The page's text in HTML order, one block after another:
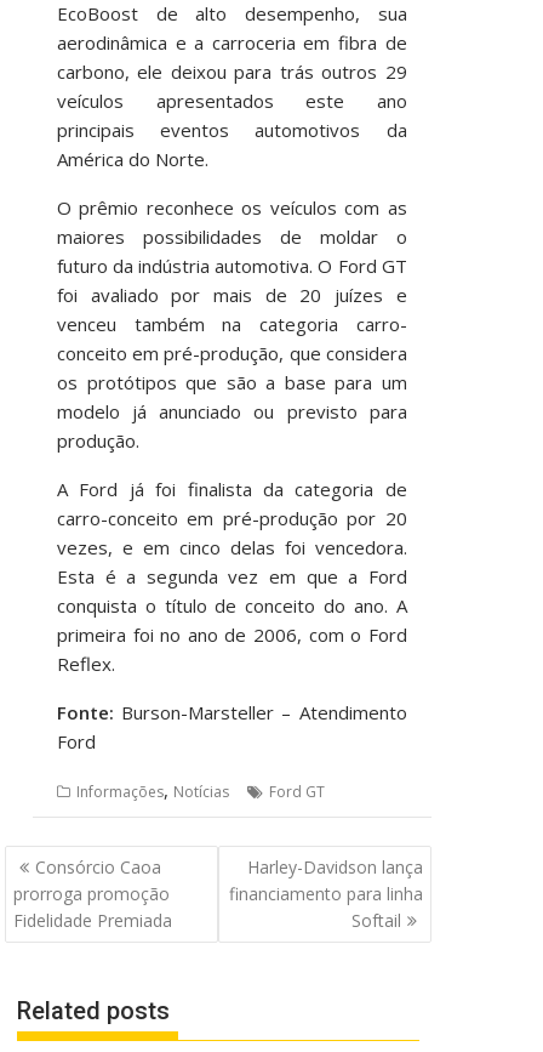
EcoBoost de alto desempenho, sua
aerodinâmica e a carroceria em fibra de
carbono, ele deixou para trás outros 29
veículos apresentados este ano
principais eventos automotivos da
América do Norte.
O prêmio reconhece os veículos com as
maiores possibilidades de moldar o
futuro da indústria automotiva. O Ford GT
foi avaliado por mais de 20 juízes e
venceu também na categoria carro-
conceito em pré-produção, que considera
os protótipos que são a base para um
modelo já anunciado ou previsto para
produção.
A Ford já foi finalista da categoria de
carro-conceito em pré-produção por 20
vezes, e em cinco delas foi vencedora.
Esta é a segunda vez em que a Ford
conquista o título de conceito do ano. A
primeira foi no ano de 2006, com o Ford
Reflex.
Fonte: Burson-Marsteller – Atendimento
Ford
Informações, Notícias Ford GT
Navegação
de
Post
Consórcio Caoa
prorroga promoção
Fidelidade Premiada
Harley-Davidson lança
financiamento para linha
Softail
Related posts